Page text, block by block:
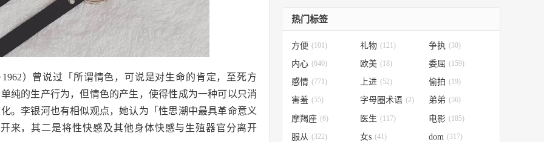
1962）曾说过「所谓情色，可说是对生命的肯定，至死方
纯的生产行为，但情色的产生，使得性成为一种可以只消
。李银河也有相似观点，她认为「性思潮中最具革命意义
来，其二是将性快感及其他身体快感与生殖器官分离开
热门标签
方便 (101) 礼物 (121) 争执 (30)
内心 (640) 欧美 (18) 委屈 (159)
感情 (771) 上进 (52) 偷拍 (19)
害羞 (55) 字母圈术语 (2) 弟弟 (56)
摩羯座 (6) 医生 (117) 电影 (185)
服从 (322) 女s (41) dom (317)